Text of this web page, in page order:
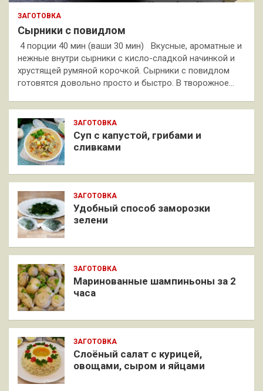
ЗАГОТОВКА
Сырники с повидлом
4 порции 40 мин (ваши 30 мин) Вкусные, ароматные и
нежные внутри сырники с кисло-сладкой начинкой и
хрустящей румяной корочкой. Сырники с повидлом
готовятся довольно просто и быстро. В творожное…
ЗАГОТОВКА
Суп с капустой, грибами и
сливками
ЗАГОТОВКА
Удобный способ заморозки
зелени
ЗАГОТОВКА
Маринованные шампиньоны за 2
часа
ЗАГОТОВКА
Слоёный салат с курицей,
овощами, сыром и яйцами